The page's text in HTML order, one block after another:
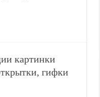
картинки
гифки